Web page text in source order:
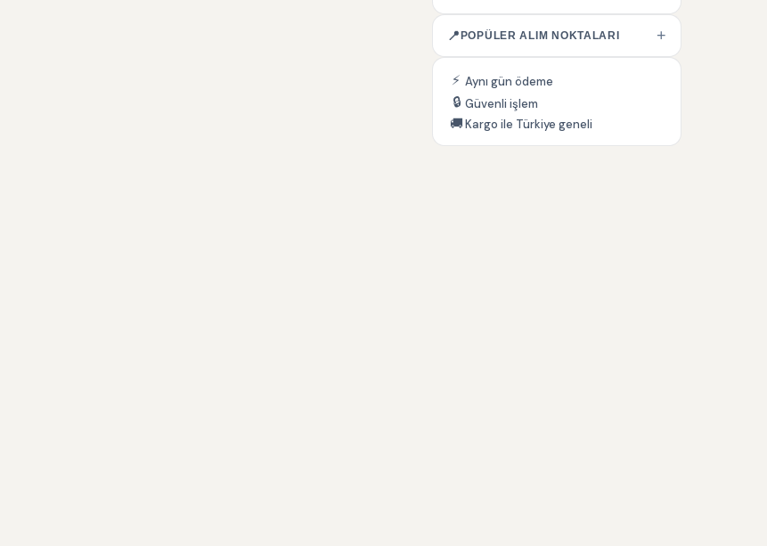
📍 POPÜLER ALIM NOKTALARI +
⚡ Aynı gün ödeme
🔒 Güvenli işlem
🚚Kargo ile Türkiye geneli